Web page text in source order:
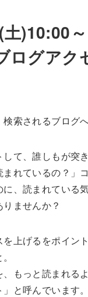
)10:00
ログアク
索されるブログ
て、誰しもが突
まれているの？」
、読まれている気
ませんか？
上げるをポイン
もっと読まれる
」と呼んでいます